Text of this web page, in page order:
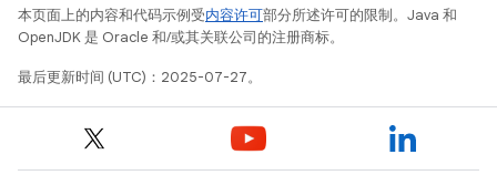
本页面上的内容和代码示例受内容许可部分所述许可的限制。Java 和
OpenJDK 是 Oracle 和/或其关联公司的注册商标。
最后更新时间 (UTC)：2025-07-27。